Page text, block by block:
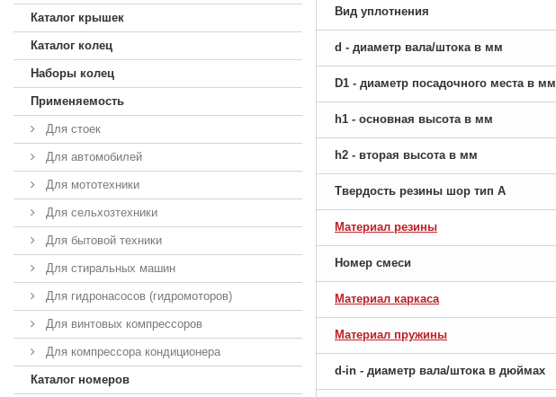
Каталог крышек
Каталог колец
Наборы колец
Применяемость
Для стоек
Для автомобилей
Для мототехники
Для сельхозтехники
Для бытовой техники
Для стиральных машин
Для гидронасосов (гидромоторов)
Для винтовых компрессоров
Для компрессора кондиционера
Каталог номеров
Вид уплотнения
d - диаметр вала/штока в мм
D1 - диаметр посадочного места в мм
h1 - основная высота в мм
h2 - вторая высота в мм
Твердость резины шор тип A
Материал резины
Номер смеси
Материал каркаса
Материал пружины
d-in - диаметр вала/штока в дюймах